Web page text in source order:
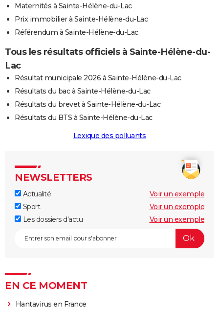
Maternités à Sainte-Hélène-du-Lac
Prix immobilier à Sainte-Hélène-du-Lac
Référendum à Sainte-Hélène-du-Lac
Tous les résultats officiels à Sainte-Hélène-du-
Lac
Résultat municipale 2026 à Sainte-Hélène-du-Lac
Résultats du bac à Sainte-Hélène-du-Lac
Résultats du brevet à Sainte-Hélène-du-Lac
Résultats du BTS à Sainte-Hélène-du-Lac
Lexique des polluants
NEWSLETTERS
Actualité
Voir un exemple
Sport
Voir un exemple
Les dossiers d'actu
Voir un exemple
EN CE MOMENT
Hantavirus en France